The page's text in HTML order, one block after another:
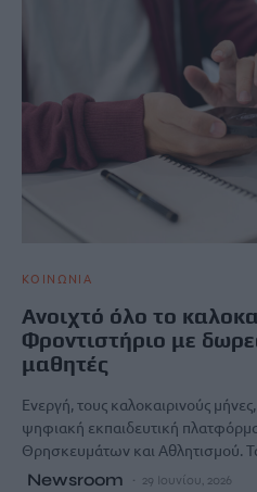
ΚΟΙΝΩΝΙΑ
Ανοιχτό όλο το
Φροντιστήριο με
μαθητές
Ενεργή, τους καλοκαιρινούς
ψηφιακή εκπαιδευτική
Θρησκευμάτων και Αθλητισμού.
Newsroom 29 Ιουνίου, 2026